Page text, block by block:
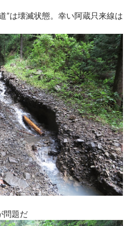
”は壊滅状態。幸い阿蔵只来線は
問題だ